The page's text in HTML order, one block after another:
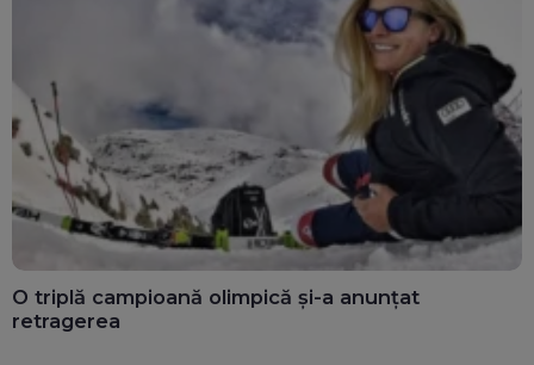
O triplă campioană olimpică și-a anunțat
retragerea